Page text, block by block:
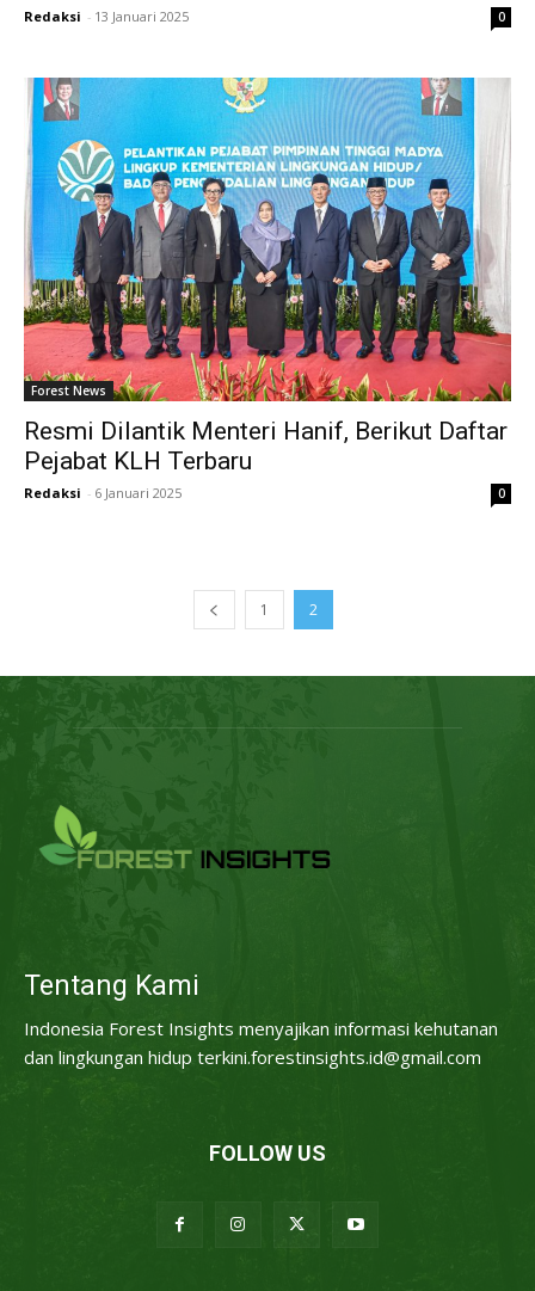
Redaksi - 13 Januari 2025 0
Forest News
Resmi Dilantik Menteri Hanif, Berikut Daftar
Pejabat KLH Terbaru
Redaksi - 6 Januari 2025 0
1 2
Tentang Kami
Indonesia Forest Insights menyajikan informasi kehutanan
dan lingkungan hidup terkini.forestinsights.id@gmail.com
FOLLOW US